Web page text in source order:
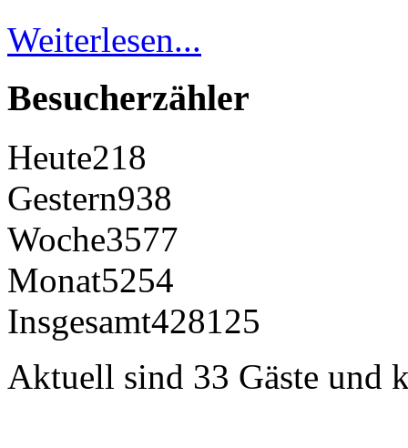
Weiterlesen...
Besucherzähler
Heute218
Gestern938
Woche3577
Monat5254
Insgesamt428125
Aktuell sind 33 Gäste und